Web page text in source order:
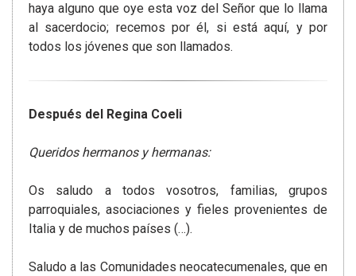
haya alguno que oye esta voz del Señor que lo llama
al sacerdocio; recemos por él, si está aquí, y por
todos los jóvenes que son llamados.
Después del Regina Coeli
Queridos hermanos y hermanas:
Os saludo a todos vosotros, familias, grupos
parroquiales, asociaciones y fieles provenientes de
Italia y de muchos países (…).
Saludo a las Comunidades neocatecumenales, que en